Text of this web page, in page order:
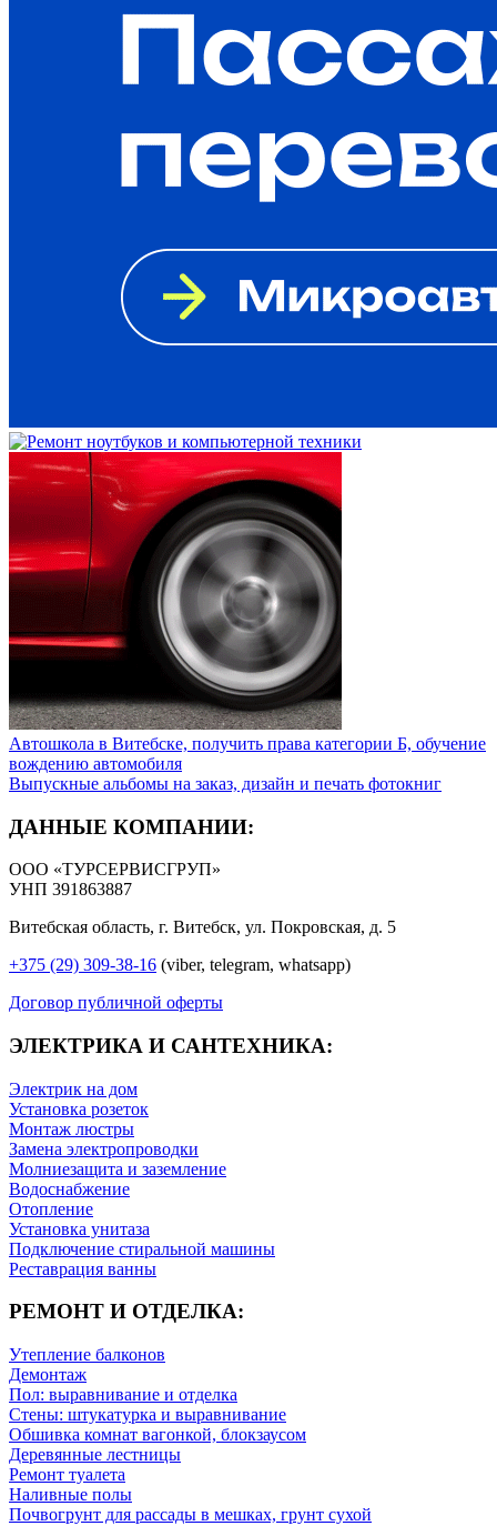
Автошкола в Витебске, получить права категории Б, обучение
вождению автомобиля
Выпускные альбомы на заказ, дизайн и печать фотокниг
ДАННЫЕ КОМПАНИИ:
ООО «ТУРСЕРВИСГРУП»
УНП 391863887
Витебская область, г. Витебск, ул. Покровская, д. 5
+375 (29) 309-38-16 (viber, telegram, whatsapp)
Договор публичной оферты
ЭЛЕКТРИКА И САНТЕХНИКА:
Электрик на дом
Установка розеток
Монтаж люстры
Замена электропроводки
Молниезащита и заземление
Водоснабжение
Отопление
Установка унитаза
Подключение стиральной машины
Реставрация ванны
РЕМОНТ И ОТДЕЛКА:
Утепление балконов
Демонтаж
Пол: выравнивание и отделка
Стены: штукатурка и выравнивание
Обшивка комнат вагонкой, блокзаусом
Деревянные лестницы
Ремонт туалета
Наливные полы
Почвогрунт для рассады в мешках, грунт сухой